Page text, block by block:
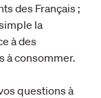
des Français ;
la
à des
à consommer.
questions à